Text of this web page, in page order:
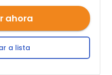
ahora
a lista